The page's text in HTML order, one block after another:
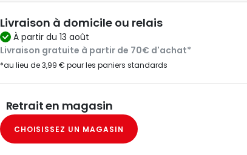
Livraison à domicile ou relais
à partir du 13 août
Livraison gratuite à partir de 70€ d'achat*
*au lieu de 3,99 € pour les paniers standards
Retrait en magasin
CHOISISSEZ UN MAGASIN